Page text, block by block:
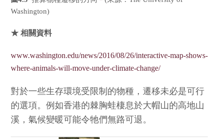
Washington)
★ 相關資料
www.washington.edu/news/2016/08/26/interactive-map-shows-
where-animals-will-move-under-climate-change/
對於一些生存環境受限制的物種，遷移未必是可行
的選項。例如香港的棘胸蛙棲息於大帽山的高地山
溪，氣候變暖可能令牠們無路可退。